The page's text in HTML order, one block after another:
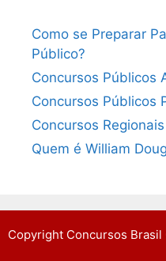
Como se Preparar
Público?
Concursos Públicos
Concursos Públicos
Concursos Regionais
Quem é William
Copyright Concursos